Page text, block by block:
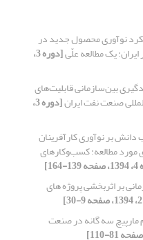
نوآوری محصول جدید در
یک مطالعه علّی [دوره 3،
بین‌سازمانی قابلیت‌های
صنعت نفت ایران [دوره 3،
بر نوآوری کارآفرینان
مطالعه: کسب‌و‌کارهای
بر اثربخشی پروژه های
سه گانه در صنعت